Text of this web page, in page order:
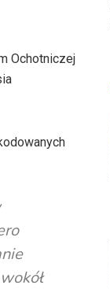
Ochotniczej